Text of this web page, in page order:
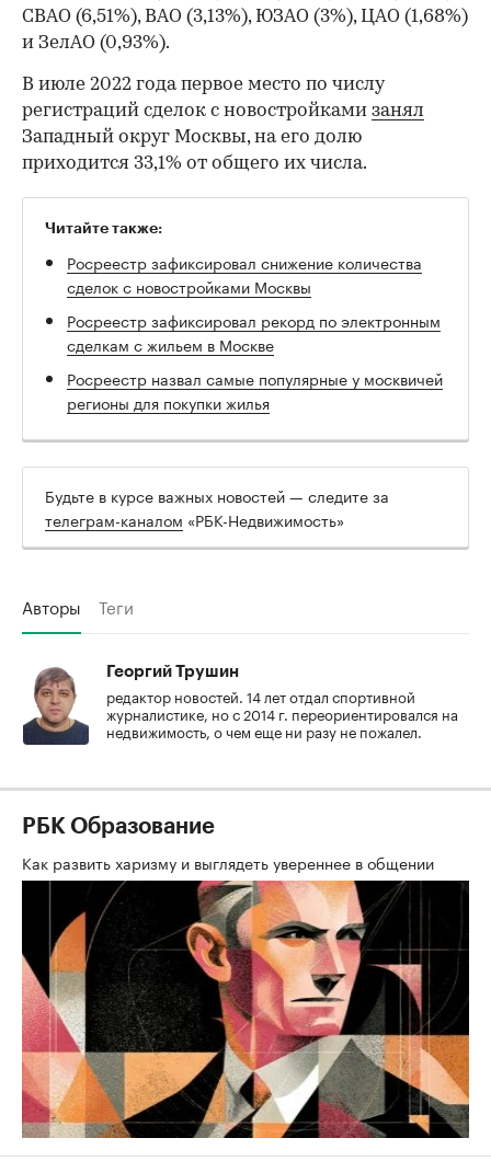
СВАО (6,51%), ВАО (3,13%), ЮЗАО (3%), ЦАО (1,68%)
и ЗелАО (0,93%).
В июле 2022 года первое место по числу
регистраций сделок с новостройками занял
Западный округ Москвы, на его долю
приходится 33,1% от общего их числа.
Читайте также:
Росреестр зафиксировал снижение количества
сделок с новостройками Москвы
Росреестр зафиксировал рекорд по электронным
сделкам с жильем в Москве
Росреестр назвал самые популярные у москвичей
регионы для покупки жилья
Будьте в курсе важных новостей — следите за
телеграм-каналом «РБК-Недвижимость»
Авторы Теги
Георгий Трушин
редактор новостей. 14 лет отдал спортивной
журналистике, но с 2014 г. переориентировался на
недвижимость, о чем еще ни разу не пожалел.
РБК Образование
Как развить харизму и выглядеть увереннее в общении